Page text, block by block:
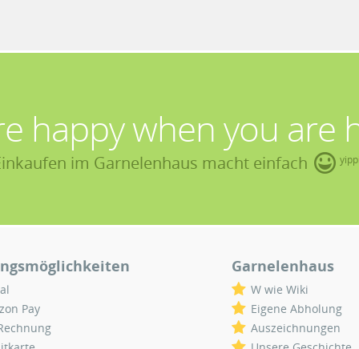
happy when you are
im Garnelenhaus macht einfach
Pay
Garnelenhaus
W wie Wiki
Eigene Abholung
Auszeichnungen